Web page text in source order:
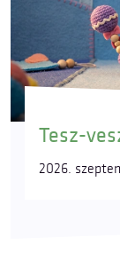
Tesz-
2026.